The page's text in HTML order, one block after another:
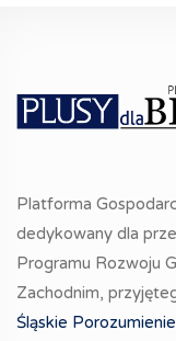
Platforma
dedykowany dla
Programu Rozwoju
Zachodnim,
Śląskie